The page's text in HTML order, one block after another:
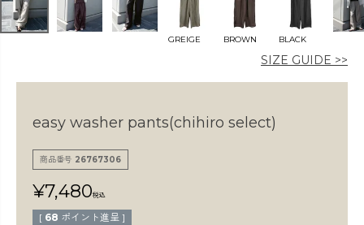
GREIGE BROWN BLACK
SIZE GUIDE >>
easy washer pants(chihiro select)
商品番号 26767306
¥7,480税込
[ 68 ポイント進呈 ]